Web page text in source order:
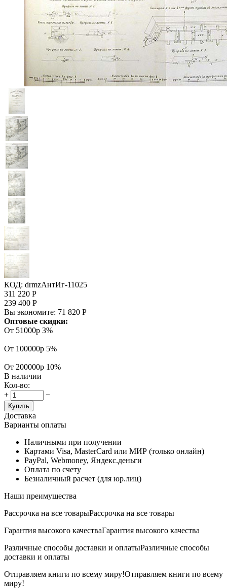
КОД: drmzАнтИг-11025
311 220 Р
239 400 Р
Вы экономите: 71 820 Р
Оптовые скидки:
От 51000р 3%
От 100000р 5%
От 200000р 10%
В наличии
Кол-во:
+
−
Купить
Доставка
Варианты оплаты
Наличными при получении
Картами Visa, MasterCard или МИР (только онлайн)
PayPal, Webmoney, Яндекс.деньги
Оплата по счету
Безналичный расчет (для юр.лиц)
Наши преимущества
Рассрочка на все товарыРассрочка на все товары
Гарантия высокого качестваГарантия высокого качества
Различные способы доставки и оплатыРазличные способы
доставки и оплаты
Отправляем книги по всему миру!Отправляем книги по всему
миру!